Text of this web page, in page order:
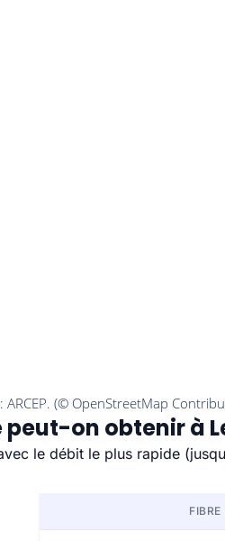
on obtenir à
le débit le plus rapide